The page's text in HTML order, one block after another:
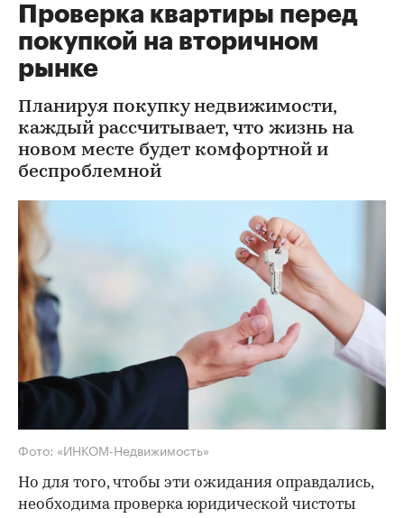
Проверка квартиры перед
покупкой на вторичном
рынке
Планируя покупку недвижимости,
каждый рассчитывает, что жизнь на
новом месте будет комфортной и
беспроблемной
Фото: «ИНКОМ-Недвижимость»
Но для того, чтобы эти ожидания оправдались,
необходима проверка юридической чистоты